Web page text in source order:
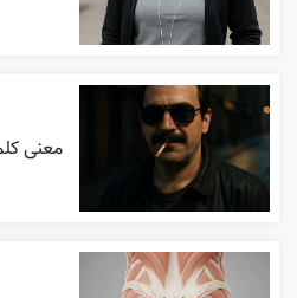
معنی